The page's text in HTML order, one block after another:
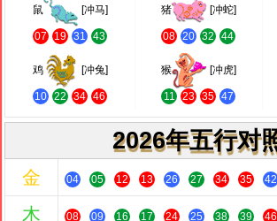
鼠 [冲马]
07 19 31 43
猪 [冲蛇]
08 20 32 44
鸡 [冲兔]
10 22 34 46
猴 [冲虎]
11 23 35 47
2026年五行对
金 04 05 12 13 26 27 34 35 42
木 08 09 16 17 24 25 38 39 46